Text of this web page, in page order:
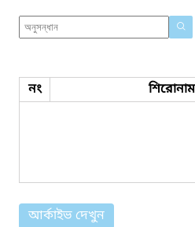
নং শিরোনাম
আর্কাইভ দেখুন